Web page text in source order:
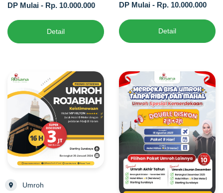
DP Mulai - Rp. 10.000.000
Detail
DP Mulai - Rp. 10.000.000
Detail
Umroh